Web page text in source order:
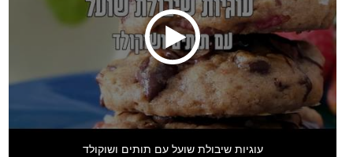
עוגיות שיבולת שועל עם תותים ושוקולד